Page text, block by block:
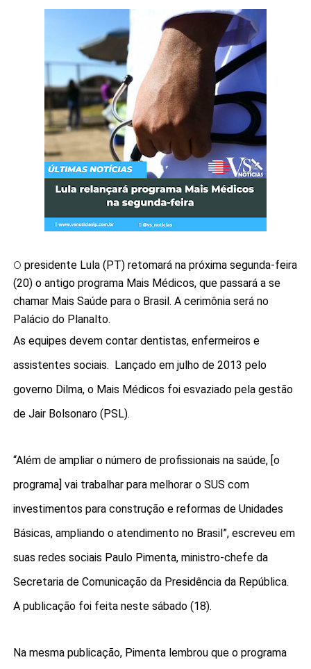
O presidente Lula (PT) retomará na próxima segunda-feira
(20) o antigo programa Mais Médicos, que passará a se
chamar Mais Saúde para o Brasil. A cerimônia será no
Palácio do Planalto.
As equipes devem contar dentistas, enfermeiros e
assistentes sociais. Lançado em julho de 2013 pelo
governo Dilma, o Mais Médicos foi esvaziado pela gestão
de Jair Bolsonaro (PSL).
“Além de ampliar o número de profissionais na saúde, [o
programa] vai trabalhar para melhorar o SUS com
investimentos para construção e reformas de Unidades
Básicas, ampliando o atendimento no Brasil”, escreveu em
suas redes sociais Paulo Pimenta, ministro-chefe da
Secretaria de Comunicação da Presidência da República.
A publicação foi feita neste sábado (18).
Na mesma publicação, Pimenta lembrou que o programa